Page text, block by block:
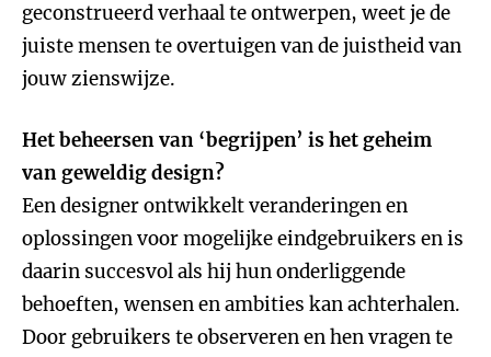
geconstrueerd verhaal te ontwerpen, weet je de
juiste mensen te overtuigen van de juistheid van
jouw zienswijze.
Het beheersen van ‘begrijpen’ is het geheim
van geweldig design?
Een designer ontwikkelt veranderingen en
oplossingen voor mogelijke eindgebruikers en is
daarin succesvol als hij hun onderliggende
behoeften, wensen en ambities kan achterhalen.
Door gebruikers te observeren en hen vragen te